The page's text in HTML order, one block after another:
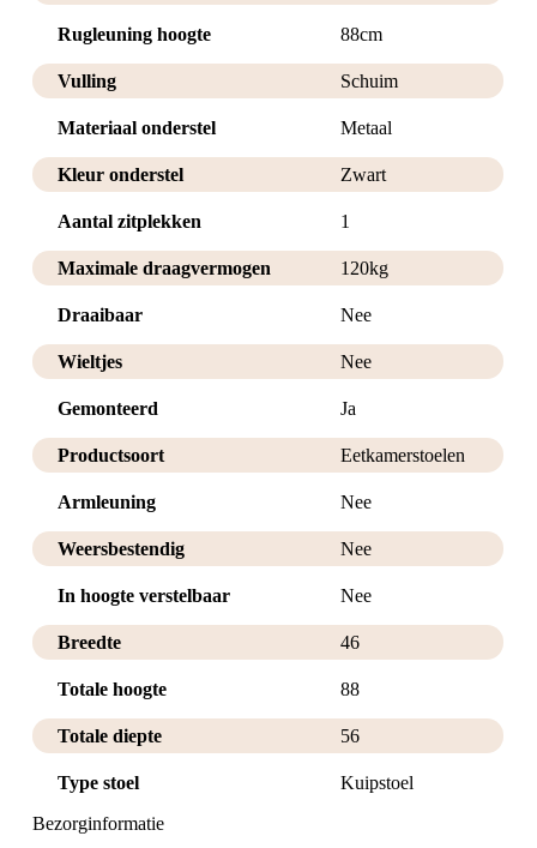
Rugleuning hoogte 88cm
Vulling Schuim
Materiaal onderstel Metaal
Kleur onderstel Zwart
Aantal zitplekken 1
Maximale draagvermogen 120kg
Draaibaar Nee
Wieltjes Nee
Gemonteerd Ja
Productsoort Eetkamerstoelen
Armleuning Nee
Weersbestendig Nee
In hoogte verstelbaar Nee
Breedte 46
Totale hoogte 88
Totale diepte 56
Type stoel
Kuipstoel
Bezorginformatie